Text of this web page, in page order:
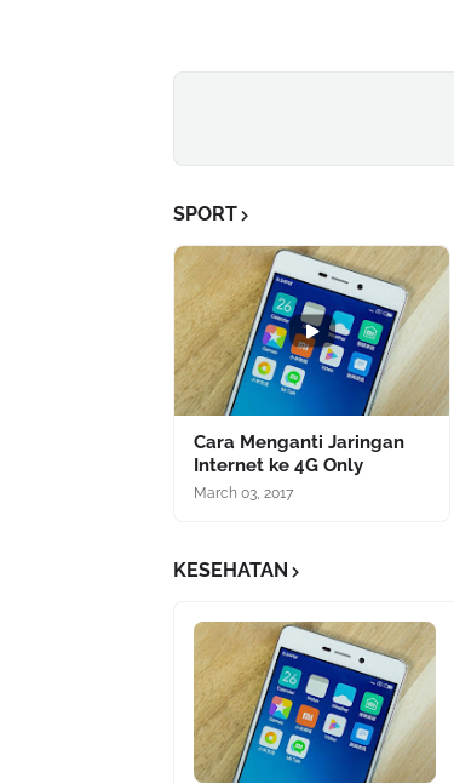
SPORT
Cara Menganti Jaringan
Internet ke 4G Only
March 03, 2017
KESEHATAN